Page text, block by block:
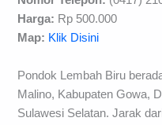
Harga: Rp 500.000
Map: Klik Disini
Pondok Lembah Biru
Malino, Kabupaten Gowa,
Sulawesi Selatan. Jarak